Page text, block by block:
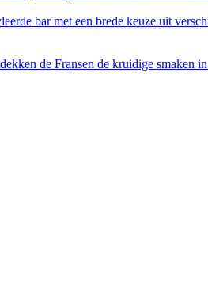
bar met een brede keuze uit
de Fransen de kruidige smaken